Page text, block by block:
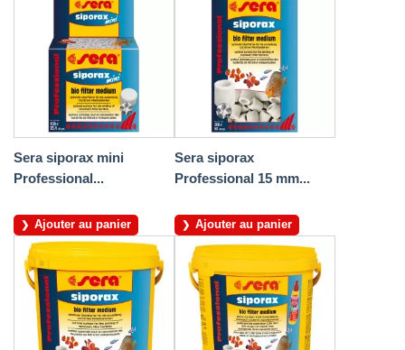
Sera siporax mini
Professional...
Ajouter au panier
Sera siporax
Professional 15 mm...
Ajouter au panier